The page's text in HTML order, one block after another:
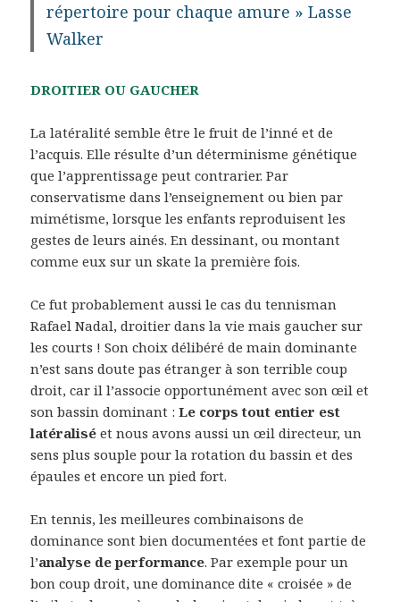
répertoire pour chaque amure » Lasse
Walker
DROITIER OU GAUCHER
La latéralité semble être le fruit de l’inné et de
l’acquis. Elle résulte d’un déterminisme génétique
que l’apprentissage peut contrarier. Par
conservatisme dans l’enseignement ou bien par
mimétisme, lorsque les enfants reproduisent les
gestes de leurs ainés. En dessinant, ou montant
comme eux sur un skate la première fois.
Ce fut probablement aussi le cas du tennisman
Rafael Nadal, droitier dans la vie mais gaucher sur
les courts ! Son choix délibéré de main dominante
n’est sans doute pas étranger à son terrible coup
droit, car il l’associe opportunément avec son œil et
son bassin dominant :Le corps tout entier est
latéralisé et nous avons aussi un œil directeur, un
sens plus souple pour la rotation du bassin et des
épaules et encore un pied fort.
En tennis, les meilleures combinaisons de
dominance sont bien documentées et font partie de
l’analyse de performance. Par exemple pour un
bon coup droit, une dominance dite « croisée » de